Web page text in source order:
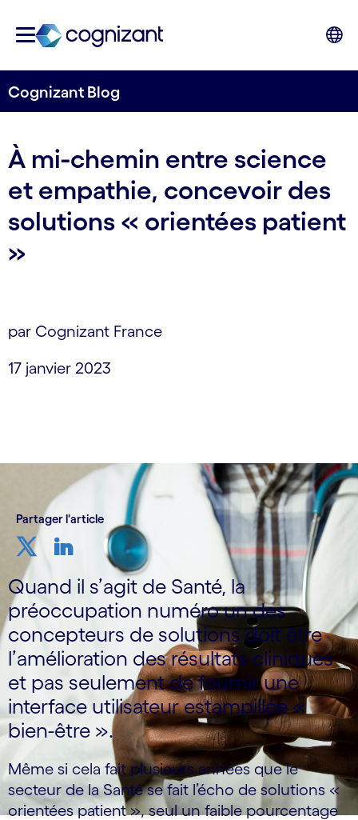
Cognizant Blog
À mi-chemin entre science
et empathie, concevoir des
solutions « orientées patient
»
par Cognizant France
17 janvier 2023
Partager l'article
Quand il s’agit de Santé, la
préoccupation numéro un des
concepteurs de solutions doit être
l’amélioration des résultats cliniques
et pas seulement de fournir une
interface utilisateur estampillée «
bien-être ».
Même si cela fait plusieurs années que le
secteur de la Santé se fait l’écho de solutions «
orientées patient », seul un faible pourcentage